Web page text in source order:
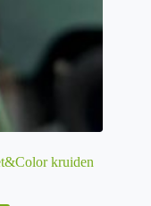
kruiden